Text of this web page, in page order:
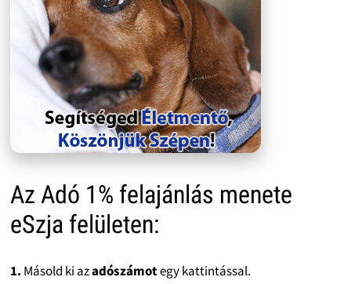
Az Adó 1% felajánlás menete
eSzja felületen:
1. Másold ki azadószámotegy kattintással.